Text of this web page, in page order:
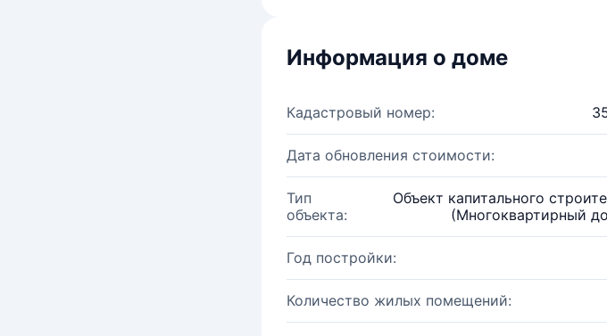
Информация о доме
Кадастровый номер:
Дата обновления стоимости:
Тип
объекта:
Объект капитального
(Многоквартирный
Год постройки:
Количество жилых помещений: